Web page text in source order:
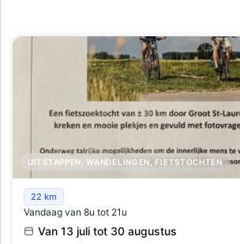
UITSTAPPEN, WANDELINGEN, FIETSTOCHTEN
47e familiale Fietszoektocht Feestcomité
22 km
Vandaag van 8u tot 21u
Van 13 juli tot 30 augustus